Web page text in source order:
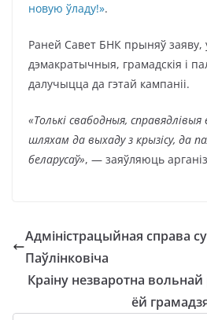
новую ўладу!».
Раней Савет БНК прыняў заяву,
дэмакратычныя, грамадскія і
далучыцца да гэтай кампаніі.
«Толькі свабодныя,
шляхам да выхаду з крызісу, да
беларусаў», — заяўляюць
Адміністрацыйная справа
Паўлінковіча
Краіну незваротна
ёй